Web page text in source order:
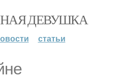
ДЕВУШКА
статьи